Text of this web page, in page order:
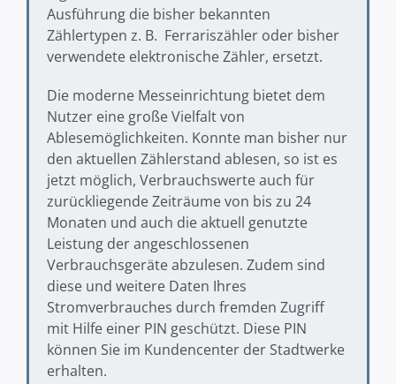
Ausführung die bisher bekannten
Zählertypen z. B. Ferrariszähler oder bisher
verwendete elektronische Zähler, ersetzt.
Die moderne Messeinrichtung bietet dem
Nutzer eine große Vielfalt von
Ablesemöglichkeiten. Konnte man bisher nur
den aktuellen Zählerstand ablesen, so ist es
jetzt möglich, Verbrauchswerte auch für
zurückliegende Zeiträume von bis zu 24
Monaten und auch die aktuell genutzte
Leistung der angeschlossenen
Verbrauchsgeräte abzulesen. Zudem sind
diese und weitere Daten Ihres
Stromverbrauches durch fremden Zugriff
mit Hilfe einer PIN geschützt. Diese PIN
können Sie im Kundencenter der Stadtwerke
erhalten.